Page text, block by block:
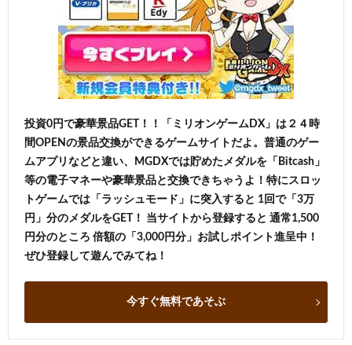
投資0円で豪華景品GET！！「ミリオンゲームDX」は２４時
間OPENの景品交換ができるゲームサイトだよ。普通のゲー
ムアプリなどと違い、MGDXでは貯めたメダルを「Bitcash」
等の電子マネーや豪華景品と交換できちゃうよ！特にスロッ
トゲームでは「ラッシュモード」に突入すると 1回で「3万
円」分のメダルをGET！ 当サイトから登録すると 通常1,500
円分のところ 倍額の「3,000円分」お試しポイント進呈中！
ぜひ登録して遊んでみてね！
今すぐ無料であそぶ